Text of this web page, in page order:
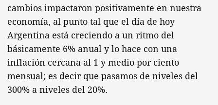
cambios impactaron positivamente en nuestra
economía, al punto tal que el día de hoy
Argentina está creciendo a un ritmo del
básicamente 6% anual y lo hace con una
inflación cercana al 1 y medio por ciento
mensual; es decir que pasamos de niveles del
300% a niveles del 20%.